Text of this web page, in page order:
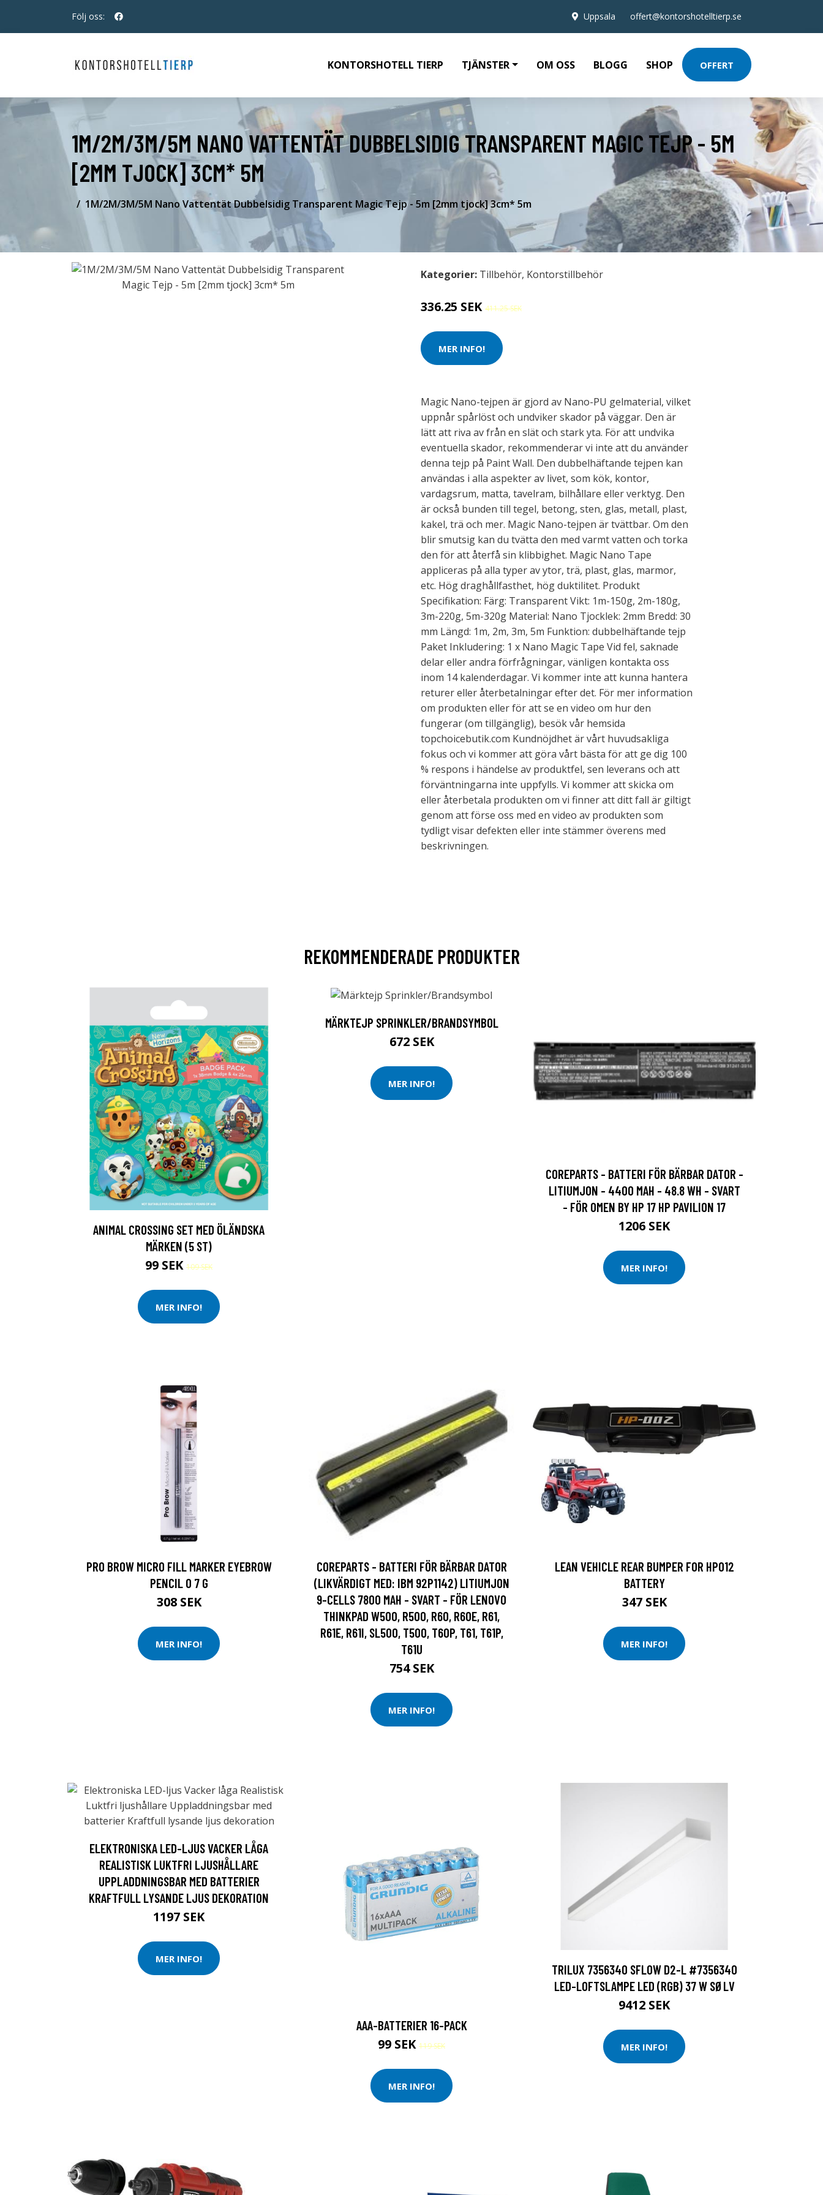
Följ oss: Uppsala offert@kontorshotelltierp.se
KONTORSHOTELL TIERP TJÄNSTER OM OSS BLOGG SHOP OFFERT
1M/2M/3M/5M NANO VATTENTÄT DUBBELSIDIG TRANSPARENT MAGIC TEJP - 5M
[2MM TJOCK] 3CM* 5M
1M/2M/3M/5M Nano Vattentät Dubbelsidig Transparent Magic Tejp - 5m [2mm tjock] 3cm* 5m
Kategorier: Tillbehör, Kontorstillbehör
336.25 SEK 411.25 SEK
MER INFO!
Magic Nano-tejpen är gjord av Nano-PU gelmaterial, vilket
uppnår spårlöst och undviker skador på väggar. Den är
lätt att riva av från en slät och stark yta. För att undvika
eventuella skador, rekommenderar vi inte att du använder
denna tejp på Paint Wall. Den dubbelhäftande tejpen kan
användas i alla aspekter av livet, som kök, kontor,
vardagsrum, matta, tavelram, bilhållare eller verktyg. Den
är också bunden till tegel, betong, sten, glas, metall, plast,
kakel, trä och mer. Magic Nano-tejpen är tvättbar. Om den
blir smutsig kan du tvätta den med varmt vatten och torka
den för att återfå sin klibbighet. Magic Nano Tape
appliceras på alla typer av ytor, trä, plast, glas, marmor,
etc. Hög draghållfasthet, hög duktilitet. Produkt
Specifikation: Färg: Transparent Vikt: 1m-150g, 2m-180g,
3m-220g, 5m-320g Material: Nano Tjocklek: 2mm Bredd: 30
mm Längd: 1m, 2m, 3m, 5m Funktion: dubbelhäftande tejp
Paket Inkludering: 1 x Nano Magic Tape Vid fel, saknade
delar eller andra förfrågningar, vänligen kontakta oss
inom 14 kalenderdagar. Vi kommer inte att kunna hantera
returer eller återbetalningar efter det. För mer information
om produkten eller för att se en video om hur den
fungerar (om tillgänglig), besök vår hemsida
topchoicebutik.com Kundnöjdhet är vårt huvudsakliga
fokus och vi kommer att göra vårt bästa för att ge dig 100
% respons i händelse av produktfel, sen leverans och att
förväntningarna inte uppfylls. Vi kommer att skicka om
eller återbetala produkten om vi finner att ditt fall är giltigt
genom att förse oss med en video av produkten som
tydligt visar defekten eller inte stämmer överens med
beskrivningen.
REKOMMENDERADE PRODUKTER
ANIMAL CROSSING SET MED ÖLÄNDSKA
MÄRKEN (5 ST)
99 SEK 109 SEK
MER INFO!
MÄRKTEJP SPRINKLER/BRANDSYMBOL
672 SEK
MER INFO!
COREPARTS - BATTERI FÖR BÄRBAR DATOR -
LITIUMJON - 4400 MAH - 48.8 WH - SVART
- FÖR OMEN BY HP 17 HP PAVILION 17
1206 SEK
MER INFO!
PRO BROW MICRO FILL MARKER EYEBROW
PENCIL 0 7 G
308 SEK
MER INFO!
COREPARTS - BATTERI FÖR BÄRBAR DATOR
(LIKVÄRDIGT MED: IBM 92P1142) LITIUMJON
9-CELLS 7800 MAH - SVART - FÖR LENOVO
THINKPAD W500, R500, R60, R60E, R61,
R61E, R61I, SL500, T500, T60P, T61, T61P,
T61U
754 SEK
MER INFO!
LEAN VEHICLE REAR BUMPER FOR HP012
BATTERY
347 SEK
MER INFO!
ELEKTRONISKA LED-LJUS VACKER LÅGA
REALISTISK LUKTFRI LJUSHÅLLARE
UPPLADDNINGSBAR MED BATTERIER
KRAFTFULL LYSANDE LJUS DEKORATION
1197 SEK
MER INFO!
AAA-BATTERIER 16-PACK
99 SEK 119 SEK
MER INFO!
TRILUX 7356340 SFLOW D2-L #7356340
LED-LOFTSLAMPE LED (RGB) 37 W SØLV
9412 SEK
MER INFO!